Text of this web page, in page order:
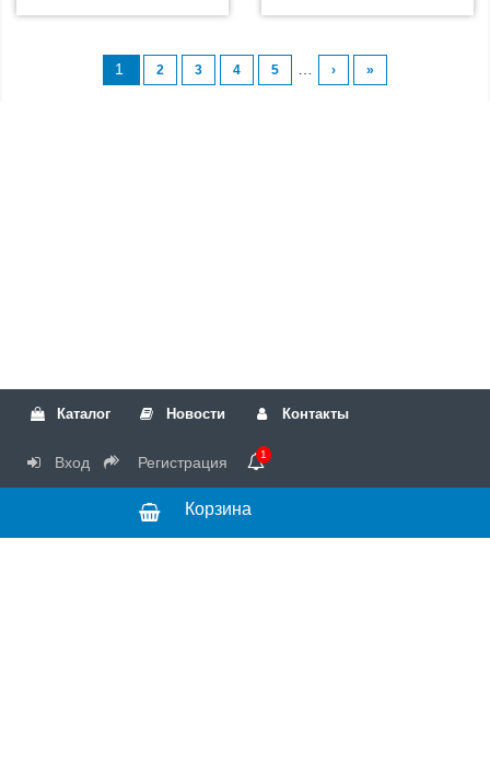
1 2 3 4 5 › »
Каталог Новости Контакты
Вход Регистрация 1
Корзина